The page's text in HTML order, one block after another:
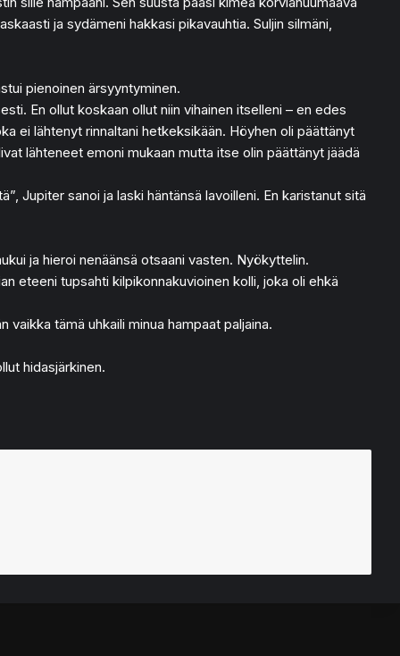
ja sydämeni hakkasi pikavauhtia. Suljin silmäni,
pienoinen ärsyyntyminen.
En ollut koskaan ollut niin vihainen itselleni – en edes
ei lähtenyt rinnaltani hetkeksikään. Höyhen oli päättänyt
lähteneet emoni mukaan mutta itse olin päättänyt jäädä
Jupiter sanoi ja laski häntänsä lavoilleni. En karistanut sitä
ja hieroi nenäänsä otsaani vasten. Nyökyttelin.
eteeni tupsahti kilpikonnakuvioinen kolli, joka oli ehkä
vaikka tämä uhkaili minua hampaat paljaina.
hidasjärkinen.